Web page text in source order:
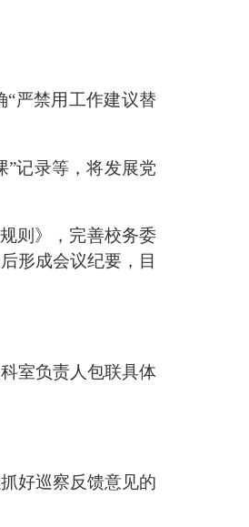
“严禁用工作建议替
”记录等，将发展党
则》，完善校务委
形成会议纪要 ，目
室负责人包联具体
好巡察反馈意见的